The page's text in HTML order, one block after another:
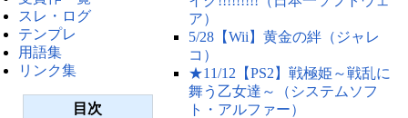
スレ・ログ
テンプレ
用語集
リンク集
目次
ア）
5/28【Wii】黄金の絆（ジャレ
コ）
★11/12【PS2】戦極姫～戦乱に
舞う乙女達～（システムソフ
ト・アルファー）